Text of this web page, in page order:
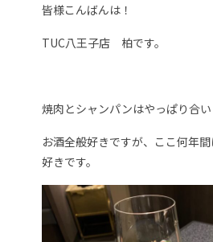
皆様こんばんは！
TUC八王子店 柏です。
焼肉とシャンパンはやっぱり合い
お酒全般好きですが、ここ何年
好きです。